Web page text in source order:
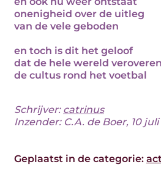
onenigheid over de uitleg
van de vele geboden
en toch is dit het geloof
dat de hele wereld
de cultus rond het voetbal
Schrijver: catrinus
Inzender: C.A. de Boer, 10 juli
Geplaatst in de categorie: